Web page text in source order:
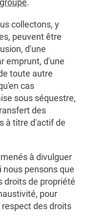
.
collectons, y
peuvent être
d'une
emprunt, d'une
toute autre
cas
sous séquestre,
des
à titre d'actif de
à divulguer
pensons que
droits de propriété
pour
respect des droits